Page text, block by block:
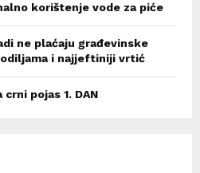
korištenje vode za piće
ne plaćaju građevinske
i najjeftiniji vrtić
pojas 1. DAN